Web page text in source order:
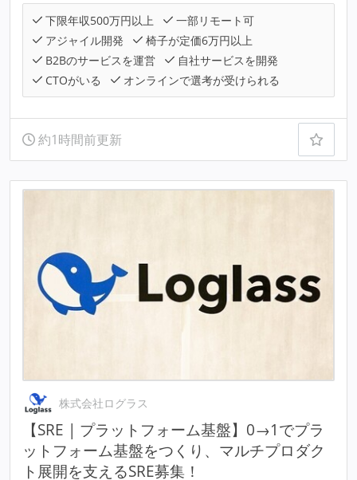
下限年収500万円以上
一部リモート可
アジャイル開発
椅子が定価6万円以上
B2Bのサービスを運営
自社サービスを開発
CTOがいる
オンラインで選考が受けられる
約1時間前更新
株式会社ログラス
【SRE | プラットフォーム基盤】0→1でプラ
ットフォーム基盤をつくり、マルチプロダク
ト展開を支えるSRE募集！